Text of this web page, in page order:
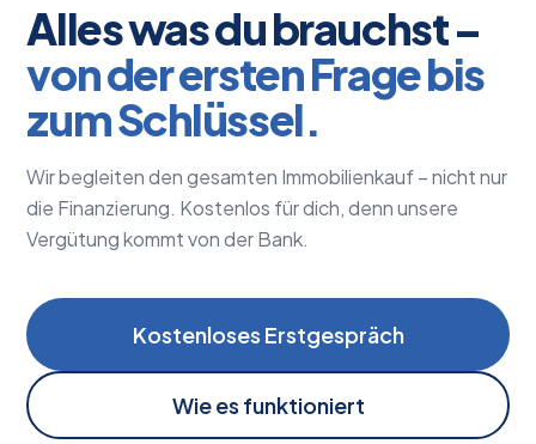
Alles was du brauchst –
von der ersten Frage bis
zum Schlüssel.
Wir begleiten den gesamten Immobilienkauf – nicht nur
die Finanzierung. Kostenlos für dich, denn unsere
Vergütung kommt von der Bank.
Kostenloses Erstgespräch
Wie es funktioniert